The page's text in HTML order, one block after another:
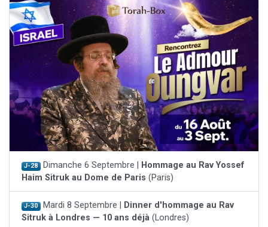
J-28 Dimanche 6 Septembre |
Hommage au Rav Yossef
Haim Sitruk au Dome de Paris (Paris)
J-30 Mardi 8 Septembre |
Dinner d'hommage au Rav
Sitruk à Londres — 10 ans déjà (Londres)